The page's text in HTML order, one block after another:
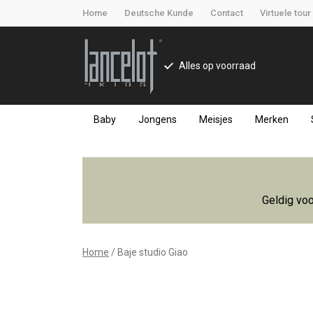
Home Deutsche Kunde Contact Virtuele tour
Alles op voorraad
Baby Jongens Meisjes Merken
Geldig
Home Baje studio Giao